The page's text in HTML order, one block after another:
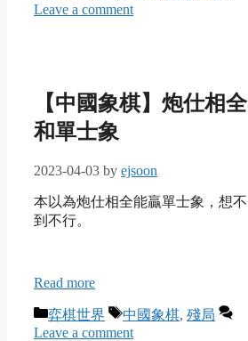
Leave a comment
【中國象棋】炮仕相全
和單士象
2023-04-03 by ejsoon
本以為炮仕相全能贏單士象，想不
到不行。
Read more
Categories
弈棋世界 Tags
中國象棋, 殘局
Leave a comment